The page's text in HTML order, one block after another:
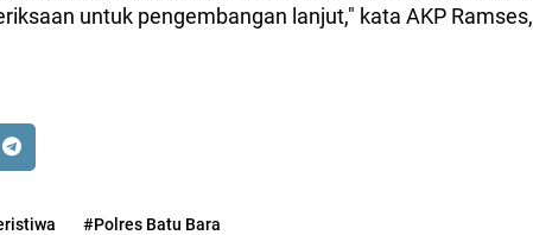
untuk pengembangan lanjut," kata AKP Ramses,
#Polres Batu Bara